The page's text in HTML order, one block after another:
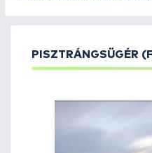
PISZTRÁNGSÜGÉR